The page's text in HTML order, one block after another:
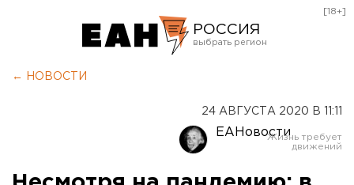
РОССИЯ
Оренбург
[18+]
← НОВОСТИ
24 АВГУСТА 2020 В 11:11
ЕАНовости